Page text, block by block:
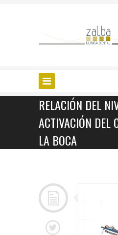
RELACIÓN DEL
ACTIVACIÓN DEL
LA BOCA